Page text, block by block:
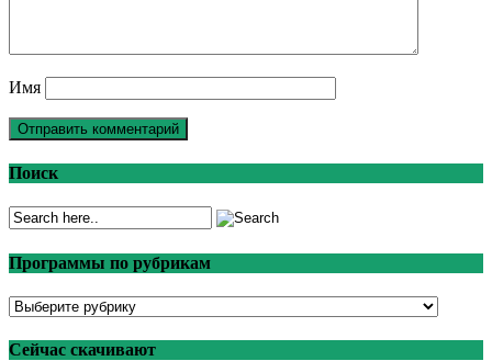
Имя
Поиск
Программы по рубрикам
Программы
рубрикам
Сейчас скачивают